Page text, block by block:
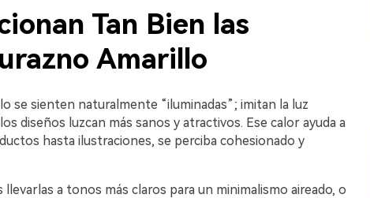
Tan Bien las
Amarillo
se sienten naturalmente “iluminadas”; imitan la luz
diseños luzcan más sanos y atractivos. Ese calor ayuda a
hasta ilustraciones, se perciba cohesionado y
a tonos más claros para un minimalismo aireado, o